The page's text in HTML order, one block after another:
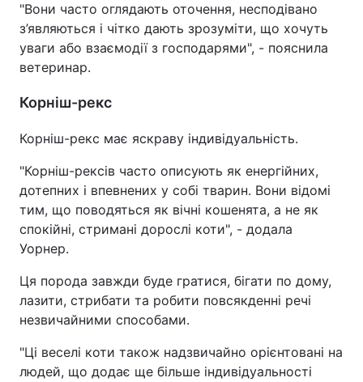
"Вони часто оглядають оточення, несподівано
з’являються і чітко дають зрозуміти, що хочуть
уваги або взаємодії з господарями", - пояснила
ветеринар.
Корніш-рекс
Корніш-рекс має яскраву індивідуальність.
"Корніш-рексів часто описують як енергійних,
дотепних і впевнених у собі тварин. Вони відомі
тим, що поводяться як вічні кошенята, а не як
спокійні, стримані дорослі коти", - додала
Уорнер.
Ця порода завжди буде гратися, бігати по дому,
лазити, стрибати та робити повсякденні речі
незвичайними способами.
"Ці веселі коти також надзвичайно орієнтовані на
людей, що додає ще більше індивідуальності